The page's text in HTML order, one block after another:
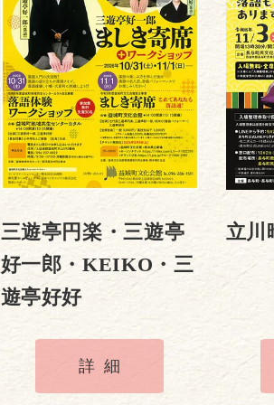
三遊亭円楽・三遊亭
好一郎・KEIKO・三
遊亭好好
詳細
立川